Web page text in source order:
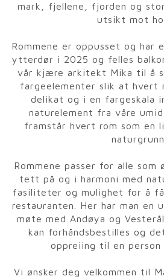
mark, fjellene, fjorden og
utsikt mot
Rommene er oppusset og har
ytterdør i 2025 og felles
vår kjære arkitekt Mika til å
fargeelementer slik at hvert
delikat og i en fargeskala
naturelement fra våre
framstår hvert rom som en
Rommene passer for alle
tett på og i harmoni med
fasiliteter og mulighet for å
restauranten. Her har man
møte med Andøya og
kan forhåndsbestilles og
oppreiing til en person
Vi ønsker deg velkommen til